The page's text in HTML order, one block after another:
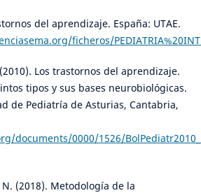
del aprendizaje. España: UTAE.
ficheros/
Los trastornos del aprendizaje.
tipos y sus bases neurobiológicas.
de Pediatría de Asturias, Cantabria,
documents/0000/1526/
(2018). Metodología de la